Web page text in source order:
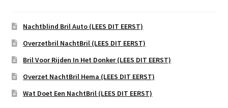
Nachtblind Bril Auto (LEES DIT EERST)
Overzetbril NachtBril (LEES DIT EERST)
Bril Voor Rijden In Het Donker (LEES DIT EERST)
Overzet NachtBril Hema (LEES DIT EERST)
Wat Doet Een NachtBril (LEES DIT EERST)